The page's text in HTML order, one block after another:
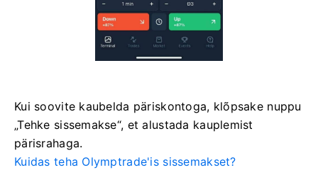
Kui soovite kaubelda päriskontoga, klõpsake nuppu
„Tehke sissemakse“, et alustada kauplemist
pärisrahaga.
Kuidas teha Olymptrade'is sissemakset?